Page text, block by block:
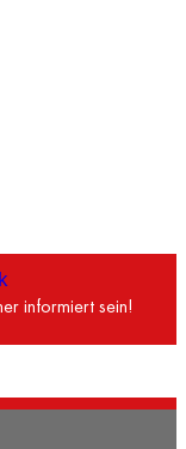
informiert sein!